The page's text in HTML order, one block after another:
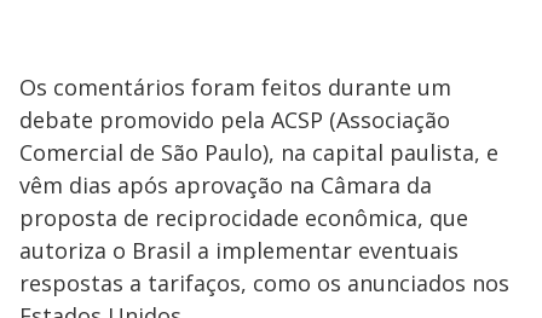
Os comentários foram feitos durante um
debate promovido pela ACSP (Associação
Comercial de São Paulo), na capital paulista, e
vêm dias após aprovação na Câmara da
proposta de reciprocidade econômica, que
autoriza o Brasil a implementar eventuais
respostas a tarifaços, como os anunciados nos